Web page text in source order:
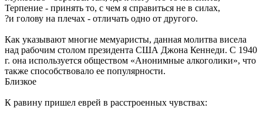
Терпение - принять то, с чем я справиться не в силах,
?и голову на плечах - отличать одно от другого.
Как указывают многие мемуаристы, данная молитва висела
над рабочим столом президента США Джона Кеннеди. С 1940
г. она используется обществом «Анонимные алкоголики», что
также способствовало ее популярности.
Близкое
К равину пришел еврей в расстроенных чувствах: